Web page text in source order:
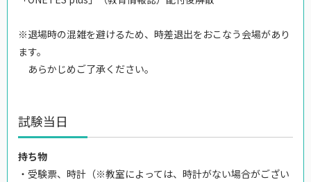
※退場時の混雑を避けるため、時差退出をおこなう会場があり
ます。
あらかじめご了承ください。
試験当日
持ち物
・受験票、時計（※教室によっては、時計がない場合がござい